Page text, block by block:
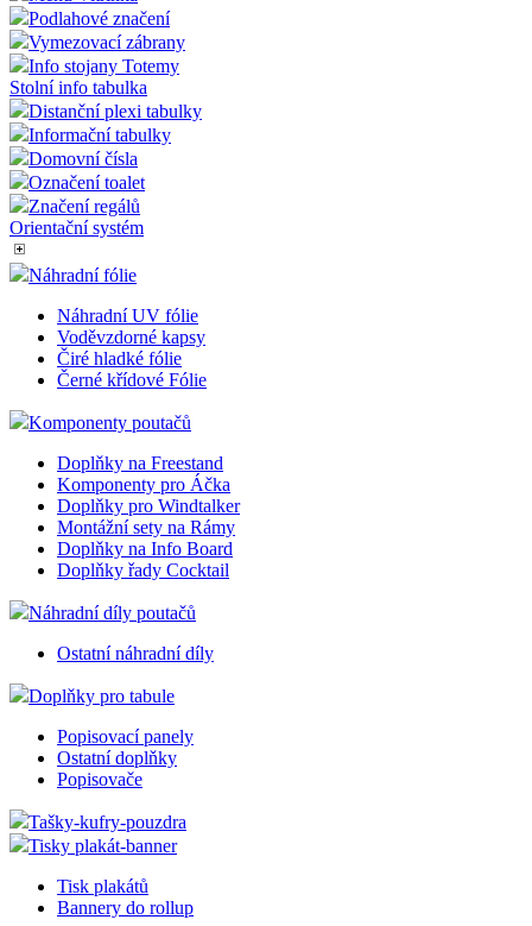
Podlahové značení
Vymezovací zábrany
Info stojany Totemy
Stolní info tabulka
Distanční plexi tabulky
Informační tabulky
Domovní čísla
Označení toalet
Značení regálů
Orientační systém
Náhradní fólie
Náhradní UV fólie
Voděvzdorné kapsy
Čiré hladké fólie
Černé křídové Fólie
Komponenty poutačů
Doplňky na Freestand
Komponenty pro Áčka
Doplňky pro Windtalker
Montážní sety na Rámy
Doplňky na Info Board
Doplňky řady Cocktail
Náhradní díly poutačů
Ostatní náhradní díly
Doplňky pro tabule
Popisovací panely
Ostatní doplňky
Popisovače
Tašky-kufry-pouzdra
Tisky plakát-banner
Tisk plakátů
Bannery do rollup